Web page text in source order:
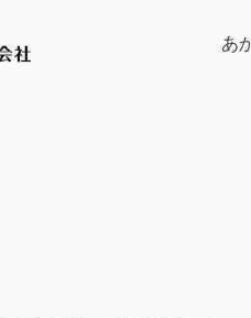
あ